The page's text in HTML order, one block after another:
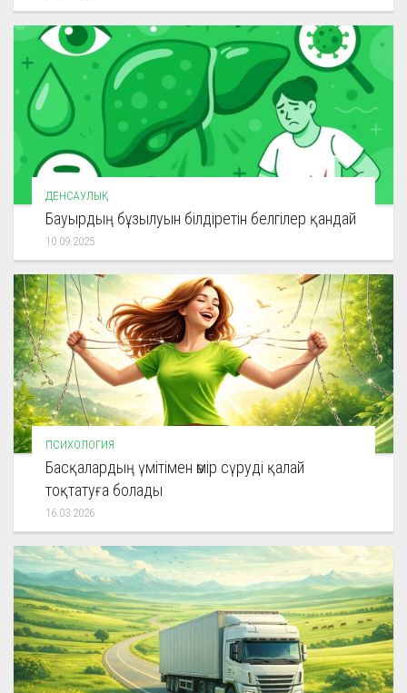
ДЕНСАУЛЫҚ
Бауырдың бұзылуын білдіретін белгілер қандай
10.09.2025
ПСИХОЛОГИЯ
Басқалардың үмітімен өмір сүруді қалай
тоқтатуға болады
16.03.2026